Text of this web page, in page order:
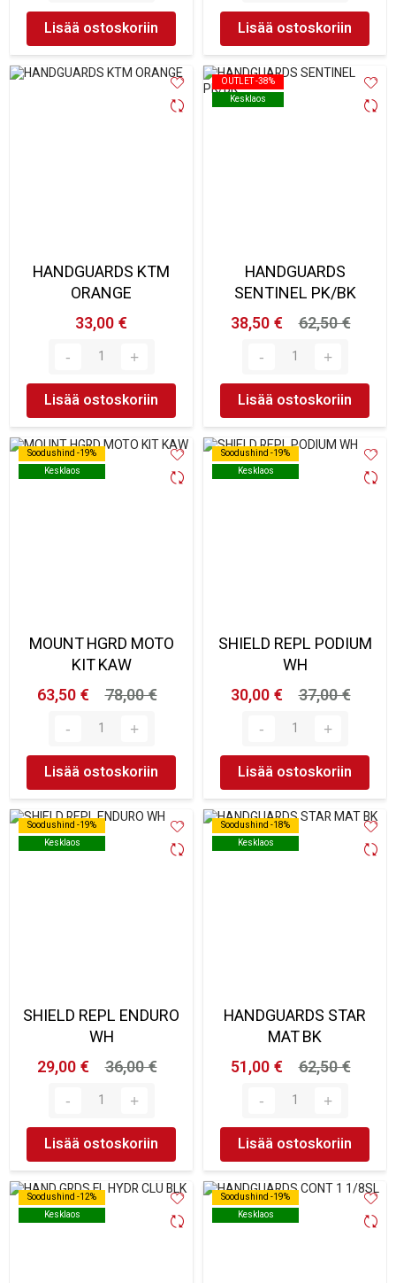
Lisää ostoskoriin Lisää ostoskoriin
HANDGUARDS KTM
ORANGE
33,00 €
Lisää ostoskoriin
OUTLET -38%
Kesklaos
OUTLET -38%
Kesklaos
HANDGUARDS
SENTINEL PK/BK
38,50 €
62,50 €
Lisää ostoskoriin
Soodushind -19%
Kesklaos
Soodushind -19%
Kesklaos
MOUNT HGRD MOTO
KIT KAW
63,50 €
78,00 €
Lisää ostoskoriin
Soodushind -19%
Kesklaos
Soodushind -19%
Kesklaos
SHIELD REPL PODIUM
WH
30,00 €
37,00 €
Lisää ostoskoriin
Soodushind -19%
Kesklaos
Soodushind -19%
Kesklaos
SHIELD REPL ENDURO
WH
29,00 €
36,00 €
Lisää ostoskoriin
Soodushind -18%
Kesklaos
Soodushind -18%
Kesklaos
HANDGUARDS STAR
MAT BK
51,00 €
62,50 €
Lisää ostoskoriin
Soodushind -12%
Kesklaos
Soodushind -12%
Kesklaos
Soodushind -19%
Kesklaos
Soodushind -19%
Kesklaos